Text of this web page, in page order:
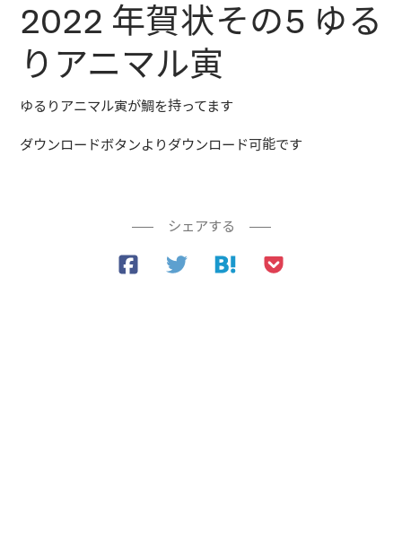
2022 年賀状その5 ゆる
りアニマル寅
ゆるりアニマル寅が鯛を持ってます
ダウンロードボタンよりダウンロード可能です
シェアする